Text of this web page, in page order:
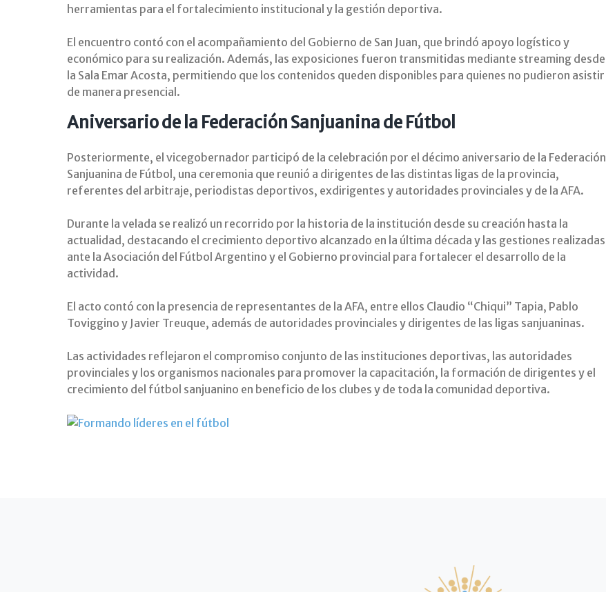
herramientas para el fortalecimiento institucional y la gestión deportiva.
El encuentro contó con el acompañamiento del Gobierno de San Juan, que brindó apoyo logístico y
económico para su realización. Además, las exposiciones fueron transmitidas mediante streaming desde
la Sala Emar Acosta, permitiendo que los contenidos queden disponibles para quienes no pudieron asistir
de manera presencial.
Aniversario de la Federación Sanjuanina de Fútbol
Posteriormente, el vicegobernador participó de la celebración por el décimo aniversario de la Federación
Sanjuanina de Fútbol, una ceremonia que reunió a dirigentes de las distintas ligas de la provincia,
referentes del arbitraje, periodistas deportivos, exdirigentes y autoridades provinciales y de la AFA.
Durante la velada se realizó un recorrido por la historia de la institución desde su creación hasta la
actualidad, destacando el crecimiento deportivo alcanzado en la última década y las gestiones realizadas
ante la Asociación del Fútbol Argentino y el Gobierno provincial para fortalecer el desarrollo de la
actividad.
El acto contó con la presencia de representantes de la AFA, entre ellos Claudio “Chiqui” Tapia, Pablo
Toviggino y Javier Treuque, además de autoridades provinciales y dirigentes de las ligas sanjuaninas.
Las actividades reflejaron el compromiso conjunto de las instituciones deportivas, las autoridades
provinciales y los organismos nacionales para promover la capacitación, la formación de dirigentes y el
crecimiento del fútbol sanjuanino en beneficio de los clubes y de toda la comunidad deportiva.